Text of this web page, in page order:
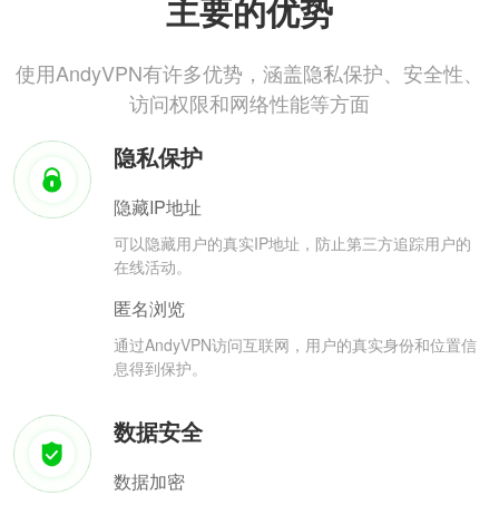
主要的优势
使用AndyVPN有许多优势，涵盖隐私保护、安全性、
访问权限和网络性能等方面
隐私保护
隐藏IP地址
可以隐藏用户的真实IP地址，防止第三方追踪用户的
在线活动。
匿名浏览
通过AndyVPN访问互联网，用户的真实身份和位置信
息得到保护。
数据安全
数据加密